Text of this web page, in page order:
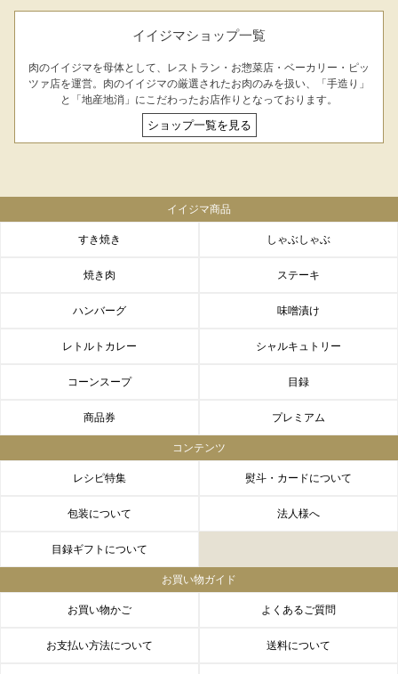
イイジマショップ一覧
肉のイイジマを母体として、レストラン・お惣菜店・ベーカリー・ピッ
ツァ店を運営。肉のイイジマの厳選されたお肉のみを扱い、「手造り」
と「地産地消」にこだわったお店作りとなっております。
ショップ一覧を見る
イイジマ商品
すき焼き しゃぶしゃぶ
焼き肉 ステーキ
ハンバーグ 味噌漬け
レトルトカレー シャルキュトリー
コーンスープ 目録
商品券 プレミアム
コンテンツ
レシピ特集 熨斗・カードについて
包装について 法人様へ
目録ギフトについて
お買い物ガイド
お買い物かご よくあるご質問
お支払い方法について 送料について